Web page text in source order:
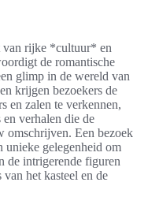
van rijke *cultuur* en
de romantische
glimp in de wereld van
krijgen bezoekers de
en zalen te verkennen,
verhalen die de
omschrijven. Een bezoek
unieke gelegenheid om
de intrigerende figuren
het kasteel en de